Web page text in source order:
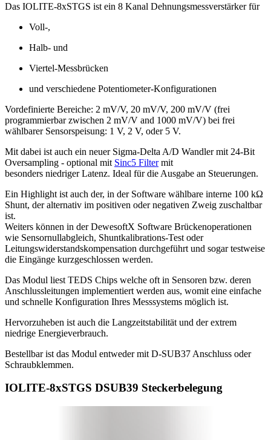
Das IOLITE-8xSTGS ist ein 8 Kanal Dehnungsmessverstärker für
Voll-,
Halb- und
Viertel-Messbrücken
und verschiedene Potentiometer-Konfigurationen
Vordefinierte Bereiche: 2 mV/V, 20 mV/V, 200 mV/V (frei
programmierbar zwischen 2 mV/V and 1000 mV/V) bei frei
wählbarer Sensorspeisung: 1 V, 2 V, oder 5 V.
Mit dabei ist auch ein neuer Sigma-Delta A/D Wandler mit 24-Bit
Oversampling - optional mit Sinc5 Filtermit
besonders niedriger Latenz. Ideal für die Ausgabe an Steuerungen.
Ein Highlight ist auch der, in der Software wählbare interne 100 kΩ
Shunt, der alternativ im positiven oder negativen Zweig zuschaltbar
ist.
Weiters können in der DewesoftX Software Brückenoperationen
wie Sensornullabgleich, Shuntkalibrations-Test oder
Leitungswiderstandskompensation durchgeführt und sogar testweise
die Eingänge kurzgeschlossen werden.
Das Modul liest TEDS Chips welche oft in Sensoren bzw. deren
Anschlussleitungen implementiert werden aus, womit eine einfache
und schnelle Konfiguration Ihres Messsystems möglich ist.
Hervorzuheben ist auch die Langzeitstabilität und der extrem
niedrige Energieverbrauch.
Bestellbar ist das Modul entweder mit D-SUB37 Anschluss oder
Schraubklemmen.
IOLITE-8xSTGS DSUB39 Steckerbelegung